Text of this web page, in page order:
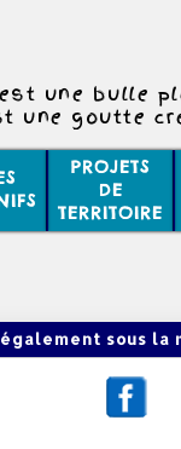
une bulle
une goutte
PROJETS
DE
TERRITOIRE
également sous la